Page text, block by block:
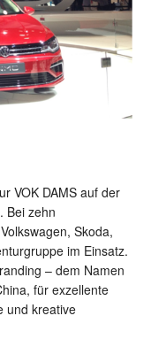
VOK DAMS auf der
Bei zehn
Skoda,
im Einsatz.
– dem Namen
für exzellente
und kreative